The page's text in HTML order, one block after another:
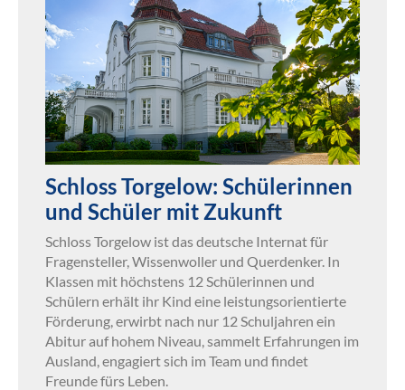
Schloss Torgelow: Schülerinnen
und Schüler mit Zukunft
Schloss Torgelow ist das deutsche Internat für
Fragensteller, Wissenwoller und Querdenker. In
Klassen mit höchstens 12 Schülerinnen und
Schülern erhält ihr Kind eine leistungsorientierte
Förderung, erwirbt nach nur 12 Schuljahren ein
Abitur auf hohem Niveau, sammelt Erfahrungen im
Ausland, engagiert sich im Team und findet
Freunde fürs Leben.